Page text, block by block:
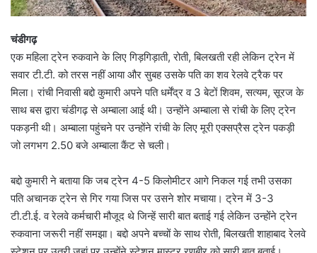
चंडीगढ़
एक महिला ट्रेन रुकवाने के लिए गिड़गिड़ाती, रोती, बिलखती रही लेकिन ट्रेन में
सवार टी.टी. को तरस नहीं आया और सुबह उसके पति का शव रेलवे ट्रैक पर
मिला। रांची निवासी बद्दो कुमारी अपने पति धर्मेंद्र व 3 बेटों शिवम, सत्यम, सूरज के
साथ बस द्वारा चंडीगढ़ से अम्बाला आई थी। उन्होंने अम्बाला से रांची के लिए ट्रेन
पकड़नी थी। अम्बाला पहुंचने पर उन्होंने रांची के लिए मूरी एक्सप्रैस ट्रेन पकड़ी
जो लगभग 2.50 बजे अम्बाला कैंट से चली।
बद्दो कुमारी ने बताया कि जब ट्रेन 4-5 किलोमीटर आगे निकल गई तभी उसका
पति अचानक ट्रेन से गिर गया जिस पर उसने शोर मचाया। ट्रेन में 3-3
टी.टी.ई. व रेलवे कर्मचारी मौजूद थे जिन्हें सारी बात बताई गई लेकिन उन्होंने ट्रेन
रुकवाना जरूरी नहीं समझा। बद्दो अपने बच्चों के साथ रोती, बिलखती शाहाबाद रेलवे